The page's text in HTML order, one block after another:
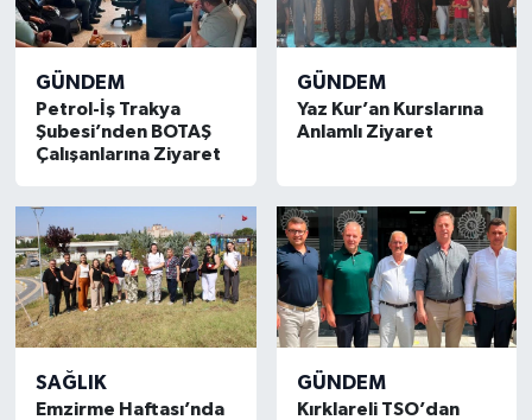
GÜNDEM
Petrol-İş Trakya
Şubesi’nden BOTAŞ
Çalışanlarına Ziyaret
GÜNDEM
Yaz Kur’an Kurslarına
Anlamlı Ziyaret
SAĞLIK
Emzirme Haftası’nda
GÜNDEM
Kırklareli TSO’dan